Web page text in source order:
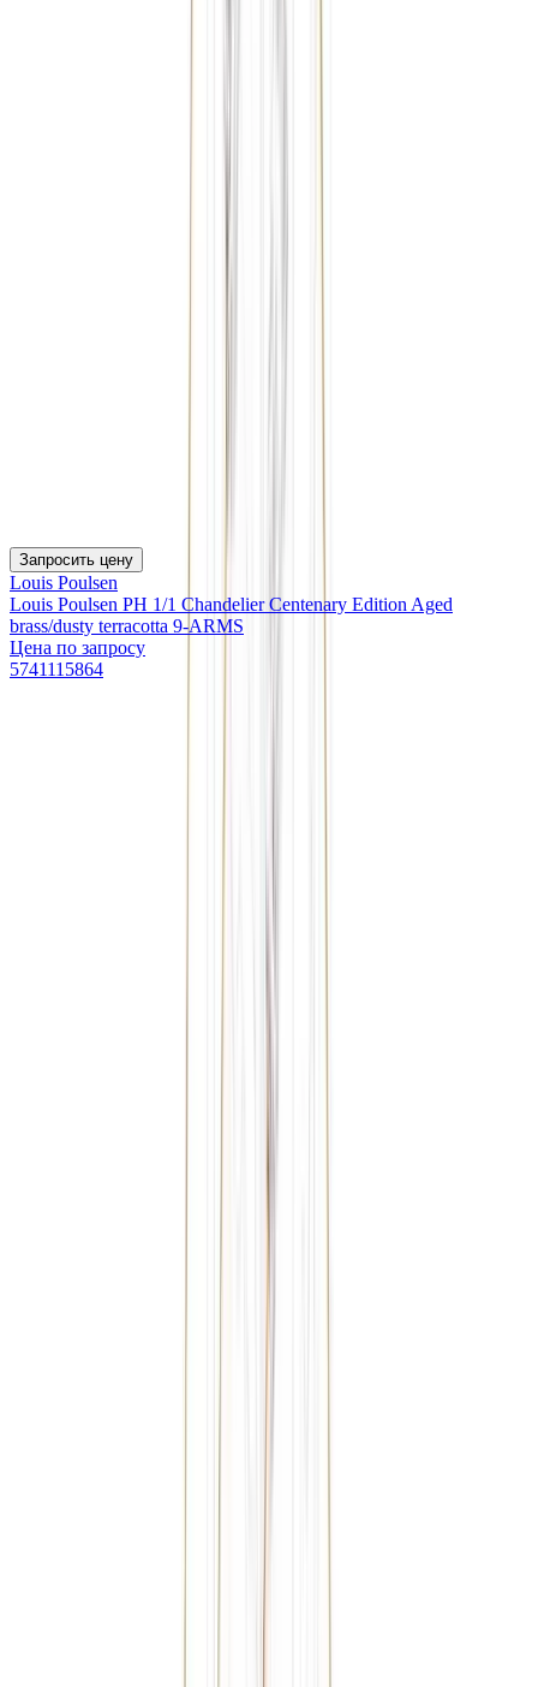
Запросить цену
Louis Poulsen
Louis Poulsen PH 1/1 Chandelier Centenary Edition Aged
brass/dusty terracotta 9-ARMS
Цена по запросу
5741115864